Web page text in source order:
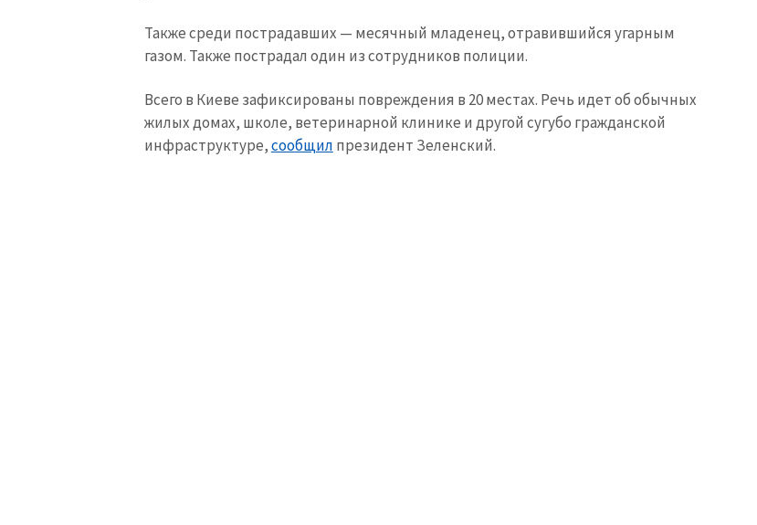
Также среди пострадавших — месячный младенец, отравившийся угарным
газом. Также пострадал один из сотрудников полиции.
Всего в Киеве зафиксированы повреждения в 20 местах. Речь идет об обычных
жилых домах, школе, ветеринарной клинике и другой сугубо гражданской
инфраструктуре,сообщил президент Зеленский.
МОЯ НОВОСТЬ